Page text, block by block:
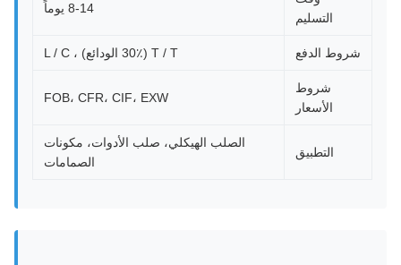
التسليم
شروط الدفع
شروط
الأسعار
FOB، CFR، CIF، EXW
التطبيق
الصلب الهيكلي، صلب الأدوات، مكونات
الصمامات